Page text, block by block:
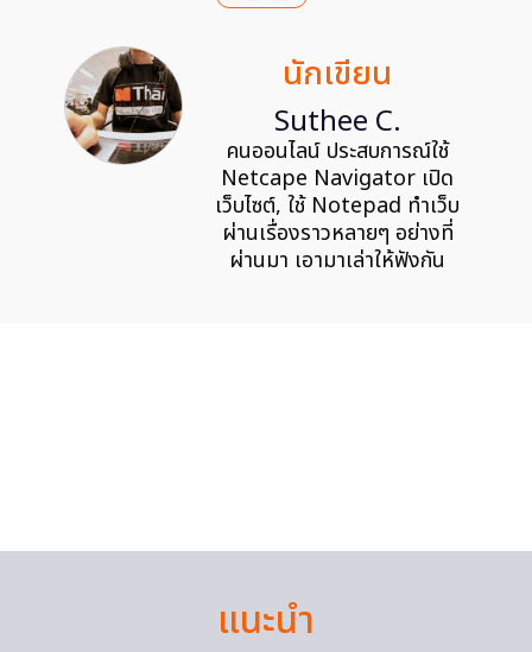
นักเขียน
Suthee C.
คนออนไลน์ ประสบการณ์ใช้
Netcape Navigator เปิด
เว็บไซต์, ใช้ Notepad ทำเว็บ
ผ่านเรื่องราวหลายๆ อย่างที่
ผ่านมา เอามาเล่าให้ฟังกัน
แนะนำ